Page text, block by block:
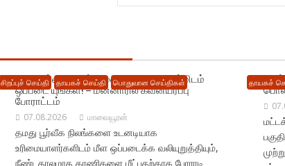
சிறப்புச் செய்தி தாயகச் செய்தி பொதுவான செய்திகள்
எமது பூர்வீக நிலங் களை உடனடியாக எம்மிடம்
ஒப்படை யுங்கள்! – மன்னாரில் கவனயீர்ப்பு
போராட்டம்
07.08.2026 மாவையூரன்
தமது பூர்வீக நிலங்களை உடனடியாக
உரிமையாளர்களிடம் மீள ஒப்படைக்க வலியுறுத்தியும்,
நீண்டகாலமாக காணிகளை மீட்பதற்காக போராடி
தாயகச்